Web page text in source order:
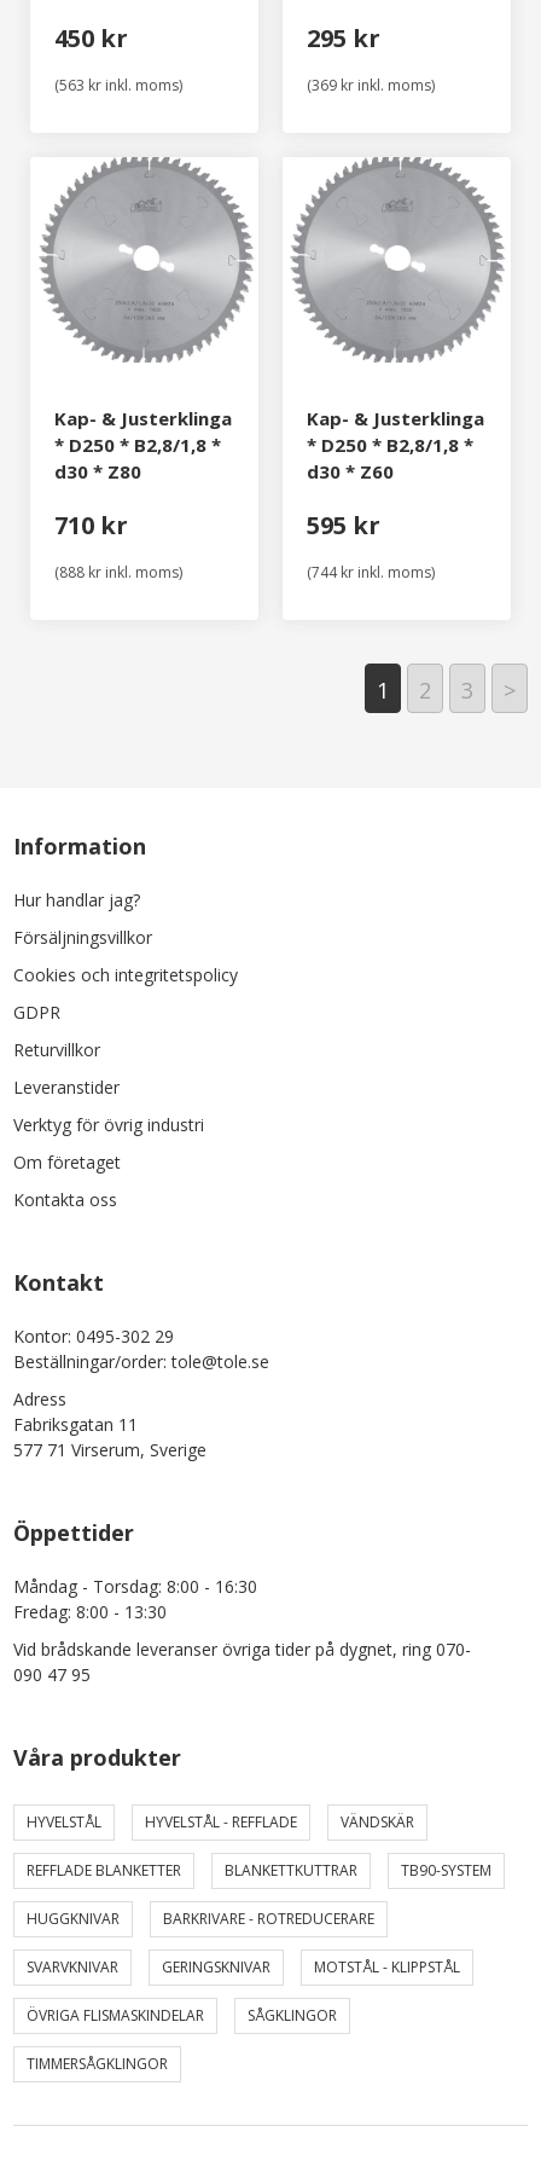
450 kr
(563 kr inkl. moms)
295 kr
(369 kr inkl. moms)
Kap- & Justerklinga
* D250 * B2,8/1,8 *
d30 * Z80
710 kr
(888 kr inkl. moms)
Kap- & Justerklinga
* D250 * B2,8/1,8 *
d30 * Z60
595 kr
(744 kr inkl. moms)
1 2 3 >
Information
Hur handlar jag?
Försäljningsvillkor
Cookies och integritetspolicy
GDPR
Returvillkor
Leveranstider
Verktyg för övrig industri
Om företaget
Kontakta oss
Kontakt
Kontor: 0495-302 29
Beställningar/order: tole@tole.se
Adress
Fabriksgatan 11
577 71 Virserum, Sverige
Öppettider
Måndag - Torsdag: 8:00 - 16:30
Fredag: 8:00 - 13:30
Vid brådskande leveranser övriga tider på dygnet, ring 070-
090 47 95
Våra produkter
HYVELSTÅL HYVELSTÅL - REFFLADE VÄNDSKÄR
REFFLADE BLANKETTER BLANKETTKUTTRAR TB90-SYSTEM
HUGGKNIVAR BARKRIVARE - ROTREDUCERARE
SVARVKNIVAR GERINGSKNIVAR MOTSTÅL - KLIPPSTÅL
ÖVRIGA FLISMASKINDELAR SÅGKLINGOR
TIMMERSÅGKLINGOR